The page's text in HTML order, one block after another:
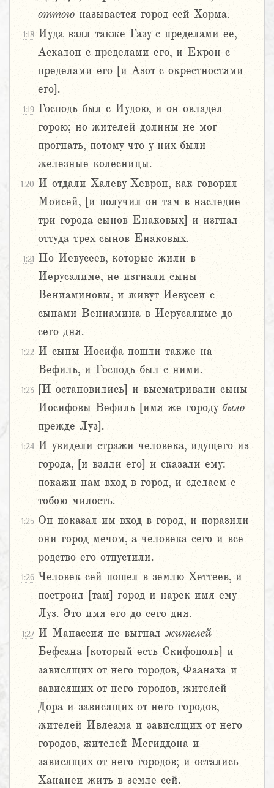
оттого называется город сей Хорма.
1:18 Иуда взял также Газу с пределами ее,
Аскалон с пределами его, и Екрон с
пределами его [и Азот с окрестностями
его].
1:19 Господь был с Иудою, и он овладел
горою; но жителей долины не мог
прогнать, потому что у них были
железные колесницы.
1:20 И отдали Халеву Хеврон, как говорил
Моисей, [и получил он там в наследие
три города сынов Енаковых] и изгнал
оттуда трех сынов Енаковых.
1:21 Но Иевусеев, которые жили в
Иерусалиме, не изгнали сыны
Вениаминовы, и живут Иевусеи с
сынами Вениамина в Иерусалиме до
сего дня.
1:22 И сыны Иосифа пошли также на
Вефиль, и Господь был с ними.
1:23
[И остановились] и высматривали сыны
Иосифовы Вефиль [имя же городу было
прежде Луз].
1:24 И увидели стражи человека, идущего из
города, [и взяли его] и сказали ему:
покажи нам вход в город, и сделаем с
тобою милость.
1:25 Он показал им вход в город, и поразили
они город мечом, а человека сего и все
родство его отпустили.
1:26 Человек сей пошел в землю Хеттеев, и
построил [там] город и нарек имя ему
Луз. Это имя его до сего дня.
1:27 И Манассия не выгнал жителей
Бефсана [который есть Скифополь] и
зависящих от него городов, Фаанаха и
зависящих от него городов, жителей
Дора и зависящих от него городов,
жителей Ивлеама и зависящих от него
городов, жителей Мегиддона и
зависящих от него городов; и остались
Хананеи жить в земле сей.